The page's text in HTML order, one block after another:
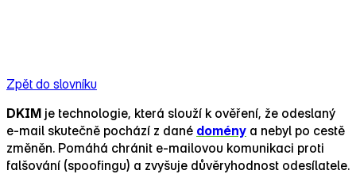
Zpět do slovníku
DKIM je technologie, která slouží k ověření, že odeslaný
e‑mail skutečně pochází z dané domény a nebyl po cestě
změněn. Pomáhá chránit e‑mailovou komunikaci proti
falšování (spoofingu) a zvyšuje důvěryhodnost odesílatele.